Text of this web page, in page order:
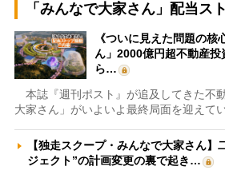
「みんなで大家さん」配当ス
《ついに見えた問題の核
ん」2000億円超不動産投
ら…
本誌『週刊ポスト』が追及してきた不
大家さん」がいよいよ最終局面を迎えて
【独走スクープ・みんなで大家さん】
ジェクト”の計画変更の裏で起き…